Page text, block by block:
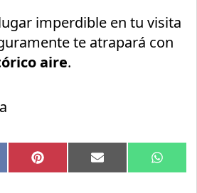
imperdible en tu visita
te atrapará con
aire.
Compartir
en
Pinterest Compartir
en
Email
en